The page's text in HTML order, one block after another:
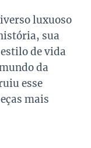
luxuoso
sua
de vida
da
esse
mais